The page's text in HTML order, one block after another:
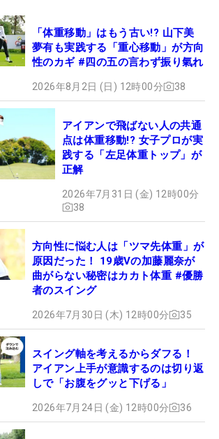
「体重移動」はもう古い!? 山下美
夢有も実践する「重心移動」が方向
性のカギ #四の五の言わず振り氣れ
2026年8月2日 (日) 12時00分 38
アイアンで飛ばない人の共通
点は体重移動!? 女子プロが実
践する「左足体重トップ」が
正解
2026年7月31日 (金) 12時00分
38
方向性に悩む人は「ツマ先体重」が
原因だった！ 19歳Vの加藤麗奈が
曲がらない秘密はカカト体重 #優勝
者のスイング
2026年7月30日 (木) 12時00分 35
スイング軸を考えるからダフる！
アイアン上手が意識するのは切り返
しで「お腹をグッと下げる」
2026年7月24日 (金) 12時00分 36